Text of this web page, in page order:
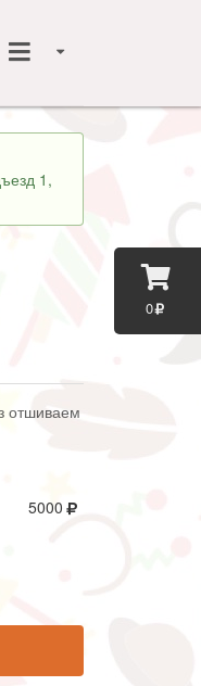
0
1,
отшиваем
5000